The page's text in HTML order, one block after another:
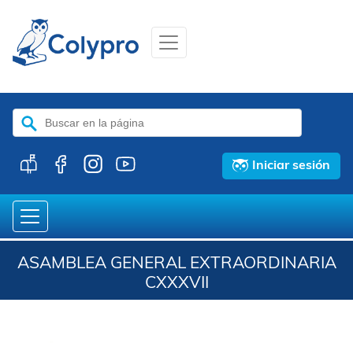
Buscar:
Iniciar sesión
ASAMBLEA GENERAL EXTRAORDINARIA
CXXXVII